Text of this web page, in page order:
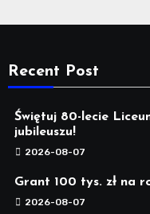
Recent Post
Świętuj 80-lecie
jubileuszu!
2026-08-07
Grant 100 tys. zł na
2026-08-07